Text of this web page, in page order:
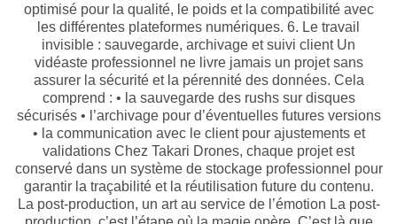
optimisé pour la qualité, le poids et la compatibilité avec
les différentes plateformes numériques. 6. Le travail
invisible : sauvegarde, archivage et suivi client Un
vidéaste professionnel ne livre jamais un projet sans
assurer la sécurité et la pérennité des données. Cela
comprend : • la sauvegarde des rushs sur disques
sécurisés • l’archivage pour d’éventuelles futures versions
• la communication avec le client pour ajustements et
validations Chez Takari Drones, chaque projet est
conservé dans un système de stockage professionnel pour
garantir la traçabilité et la réutilisation future du contenu.
La post-production, un art au service de l’émotion La post-